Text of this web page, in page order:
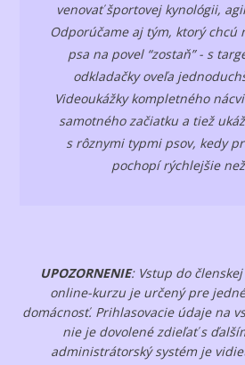
venovať športovej kynológii,
Odporúčame aj tým, ktorý chcú
psa na povel “zostaň” - s
odkladačky oveľa
Videoukážky kompletného
samotného začiatku a tiež
s rôznymi typmi psov, kedy
pochopí rýchlejšie
UPOZORNENIE: Vstup do
online-kurzu je určený pre
domácnosť. Prihlasovacie údaje na
nie je dovolené zdieľať s
administrátorský systém je